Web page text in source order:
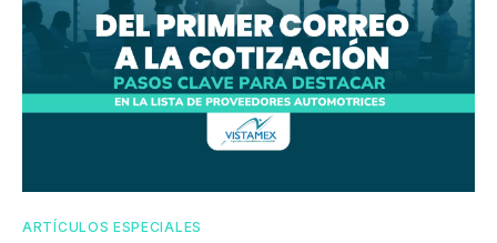
ARTÍCULOS ESPECIALES